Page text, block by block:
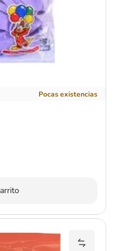
Pocas existencias